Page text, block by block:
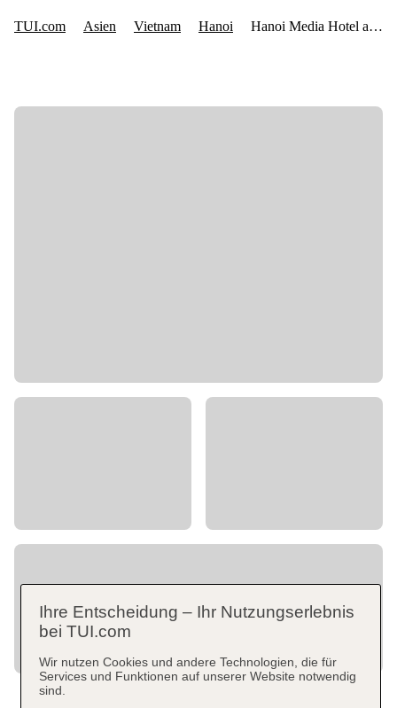
Ihre Entscheidung – Ihr Nutzungserlebnis
bei TUI.com
Wir nutzen Cookies und andere Technologien, die für
Services und Funktionen auf unserer Website notwendig
sind.